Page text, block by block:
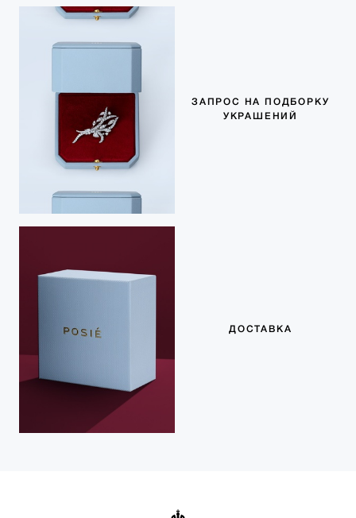
ЗАПРОС НА ПОДБОРКУ
УКРАШЕНИЙ
ДОСТАВКА